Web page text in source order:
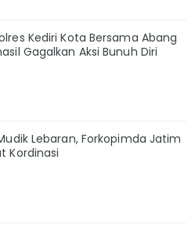
Kediri Kota Bersama Abang
Gagalkan Aksi Bunuh Diri
Lebaran, Forkopimda Jatim
Kordinasi